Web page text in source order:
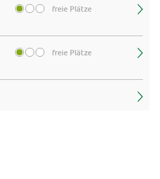
freie Plätze
freie Plätze